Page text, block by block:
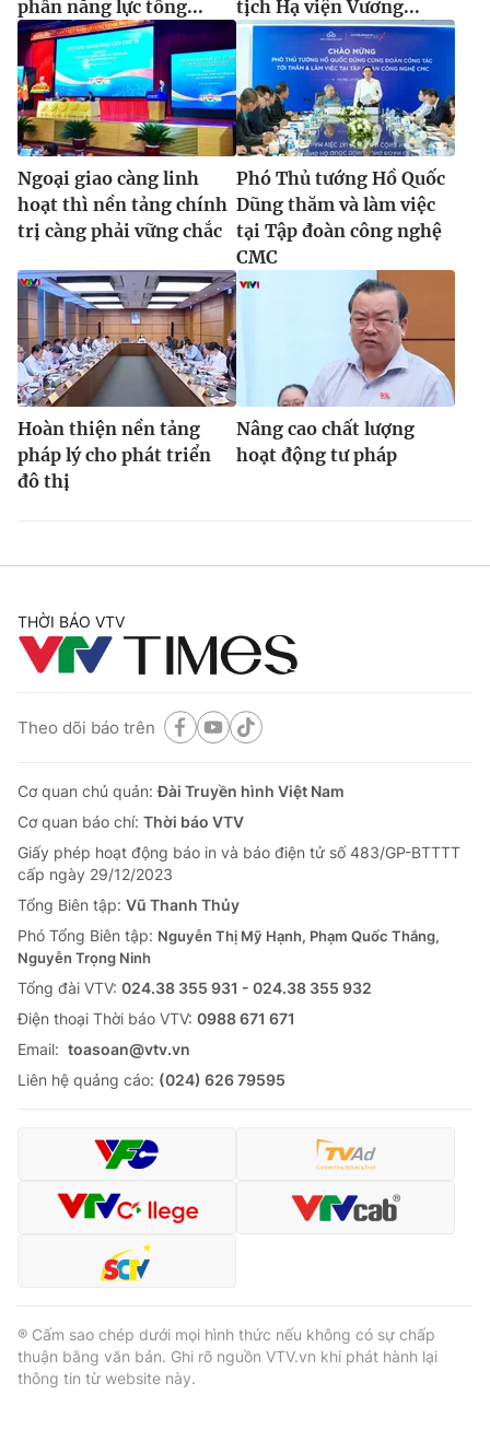
phần năng lực tổng...
tịch Hạ viện Vương...
Ngoại giao càng linh
hoạt thì nền tảng chính
trị càng phải vững chắc
Phó Thủ tướng Hồ Quốc
Dũng thăm và làm việc
tại Tập đoàn công nghệ
CMC
Hoàn thiện nền tảng
pháp lý cho phát triển
đô thị
Nâng cao chất lượng
hoạt động tư pháp
THỜI BÁO VTV
Theo dõi báo trên
Cơ quan chủ quản:Đài Truyền hình Việt Nam
Cơ quan báo chí: Thời báo VTV
Giấy phép hoạt động báo in và báo điện tử số 483/GP-BTTTT
cấp ngày 29/12/2023
Tổng Biên tập: Vũ Thanh Thủy
Phó Tổng Biên tập: Nguyễn Thị Mỹ Hạnh, Phạm Quốc Thắng,
Nguyễn Trọng Ninh
Tổng đài VTV: 024.38 355 931 - 024.38 355 932
Ðiện thoại Thời báo VTV: 0988 671 671
Email: toasoan@vtv.vn
Liên hệ quảng cáo: (024) 626 79595
® Cấm sao chép dưới mọi hình thức nếu không có sự chấp
thuận bằng văn bản. Ghi rõ nguồn VTV.vn khi phát hành lại
thông tin từ website này.